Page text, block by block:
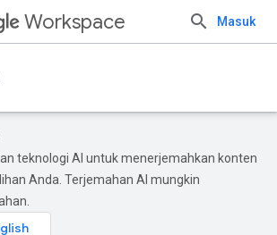
Workspace Masuk
teknologi AI untuk menerjemahkan konten
Anda. Terjemahan AI mungkin